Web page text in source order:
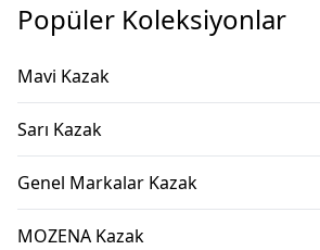
Popüler Koleksiyonlar
Mavi Kazak
Sarı Kazak
Genel Markalar Kazak
MOZENA Kazak